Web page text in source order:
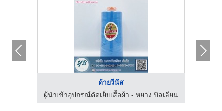
ด้ายวีนัส
ผู้นำเข้าอุปกรณ์ตัดเย็บเสื้อผ้า - หยาง บิลเลียน